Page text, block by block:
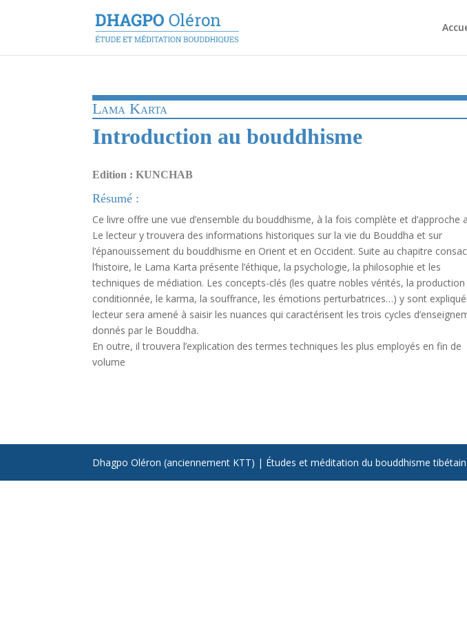
Lama Karta
Introduction au bouddhisme
Edition : KUNCHAB
Résumé :
Ce livre offre une vue d’ensemble du bouddhisme, à la fois complète et d’approche
Le lecteur y trouvera des informations historiques sur la vie du Bouddha et sur
l’épanouissement du bouddhisme en Orient et en Occident. Suite au chapitre
l’histoire, le Lama Karta présente l’éthique, la psychologie, la philosophie et les
techniques de médiation. Les concepts-clés (les quatre nobles vérités, la production
conditionnée, le karma, la souffrance, les émotions perturbatrices…) y sont
lecteur sera amené à saisir les nuances qui caractérisent les trois cycles
donnés par le Bouddha.
En outre, il trouvera l’explication des termes techniques les plus employés en fin de
volume
Dhagpo Oléron (anciennement KTT) | Études et méditation du bouddhisme